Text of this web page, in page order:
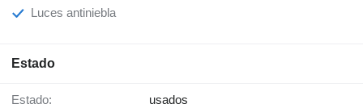
Luces antiniebla
Estado
Estado: usados